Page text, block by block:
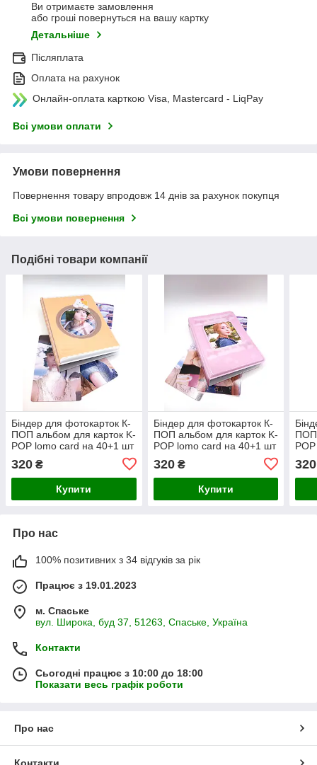
Ви отримаєте замовлення
або гроші повернуться на вашу картку
Детальніше
Післяплата
Оплата на рахунок
Онлайн-оплата карткою Visa, Mastercard - LiqPay
Всі умови оплати
Умови повернення
Повернення товару впродовж 14 днів за рахунок покупця
Всі умови повернення
Подібні товари компанії
Біндер для фотокарток К-
ПОП альбом для карток K-
POP lomo card на 40+1 шт
320 ₴
Купити
Біндер для фотокарток К-
ПОП альбом для карток K-
POP lomo card на 40+1 шт
320₴
Купити
ПОП
320
Про нас
100% позитивних з 34 відгуків за рік
Працює з 19.01.2023
м. Спаське
вул. Широка, буд 37, 51263, Спаське, Україна
Контакти
Сьогодні працює з 10:00 до 18:00
Показати весь графік роботи
Про нас
Контакти